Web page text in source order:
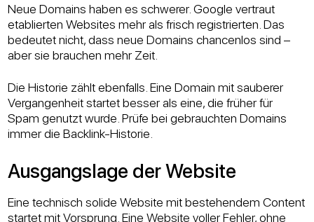
Neue Domains haben es schwerer. Google vertraut
etablierten Websites mehr als frisch registrierten. Das
bedeutet nicht, dass neue Domains chancenlos sind –
aber sie brauchen mehr Zeit.
Die Historie zählt ebenfalls. Eine Domain mit sauberer
Vergangenheit startet besser als eine, die früher für
Spam genutzt wurde. Prüfe bei gebrauchten Domains
immer die Backlink-Historie.
Ausgangslage der Website
Eine technisch solide Website mit bestehendem Content
startet mit Vorsprung. Eine Website voller Fehler, ohne